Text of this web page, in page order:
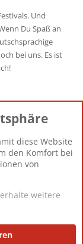
Und
Du Spaß an
bei uns. Es ist
12.427
Berlin
Impressum
diese Website
den Komfort bei
von
weitere